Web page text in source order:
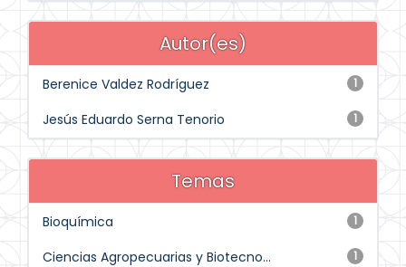
Autor(es)
1
Berenice Valdez Rodríguez
1
Jesús Eduardo Serna Tenorio
Temas
1
Bioquímica
1
Ciencias Agropecuarias y Biotecno...